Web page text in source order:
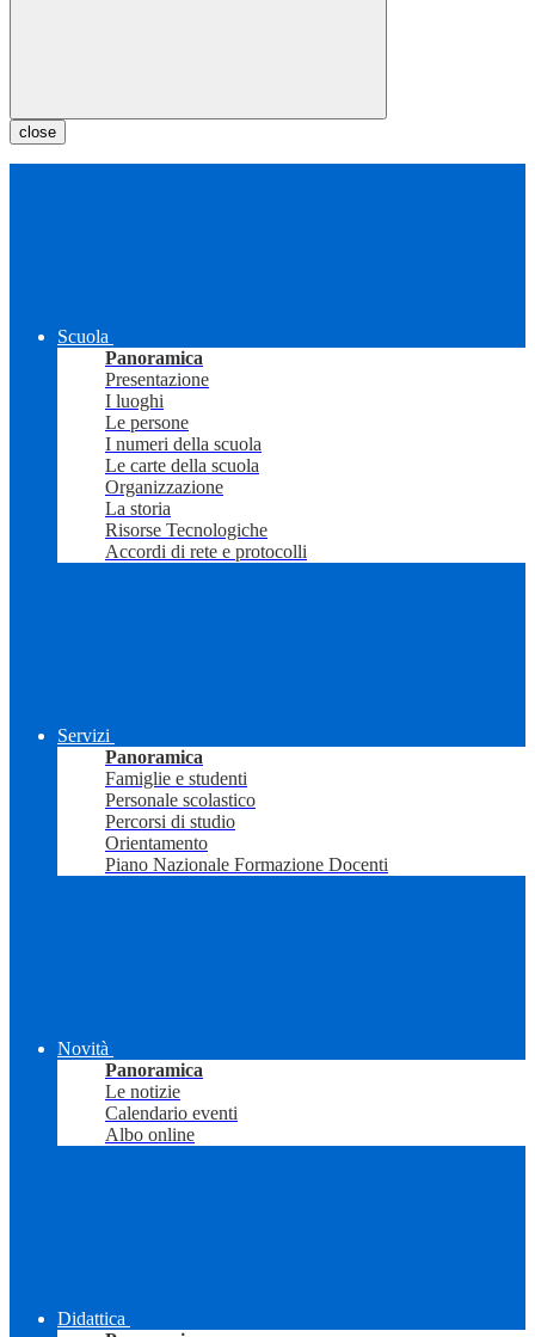
close
Scuola
Panoramica
Presentazione
I luoghi
Le persone
I numeri della scuola
Le carte della scuola
Organizzazione
La storia
Risorse Tecnologiche
Accordi di rete e protocolli
Servizi
Panoramica
Famiglie e studenti
Personale scolastico
Percorsi di studio
Orientamento
Piano Nazionale Formazione Docenti
Novità
Panoramica
Le notizie
Calendario eventi
Albo online
Didattica